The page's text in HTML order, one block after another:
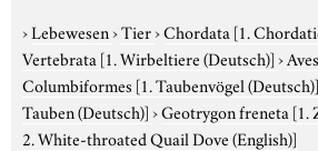
›Lebewesen›Tier›Chordata [1.
Vertebrata [1. Wirbeltiere (Deutsch)]›Aves
Columbiformes [1. Taubenvögel (Deutsch)]
Tauben (Deutsch)]›Geotrygon freneta [1.
2. White-throated Quail Dove (English)]